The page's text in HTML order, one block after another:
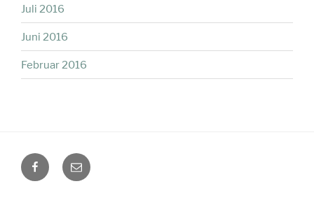
Juli 2016
Juni 2016
Februar 2016
facebookMail